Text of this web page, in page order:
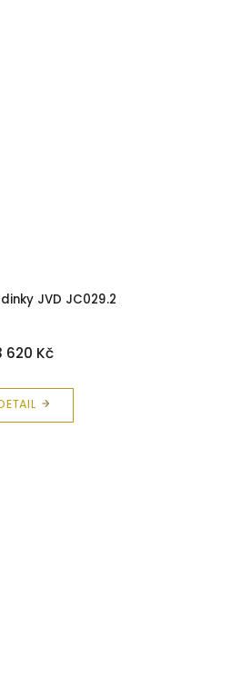
JVD JC029.2
620 Kč